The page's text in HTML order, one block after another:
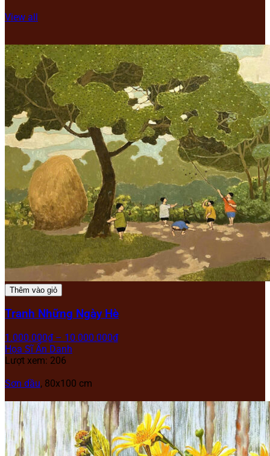
View all
Thêm vào giỏ
Tranh Những Ngày Hè
1.000.000₫ – 10.000.000₫
Họa Sĩ Ẩn Danh
Lượt xem: 206
Sơn dầu, 80x100 cm